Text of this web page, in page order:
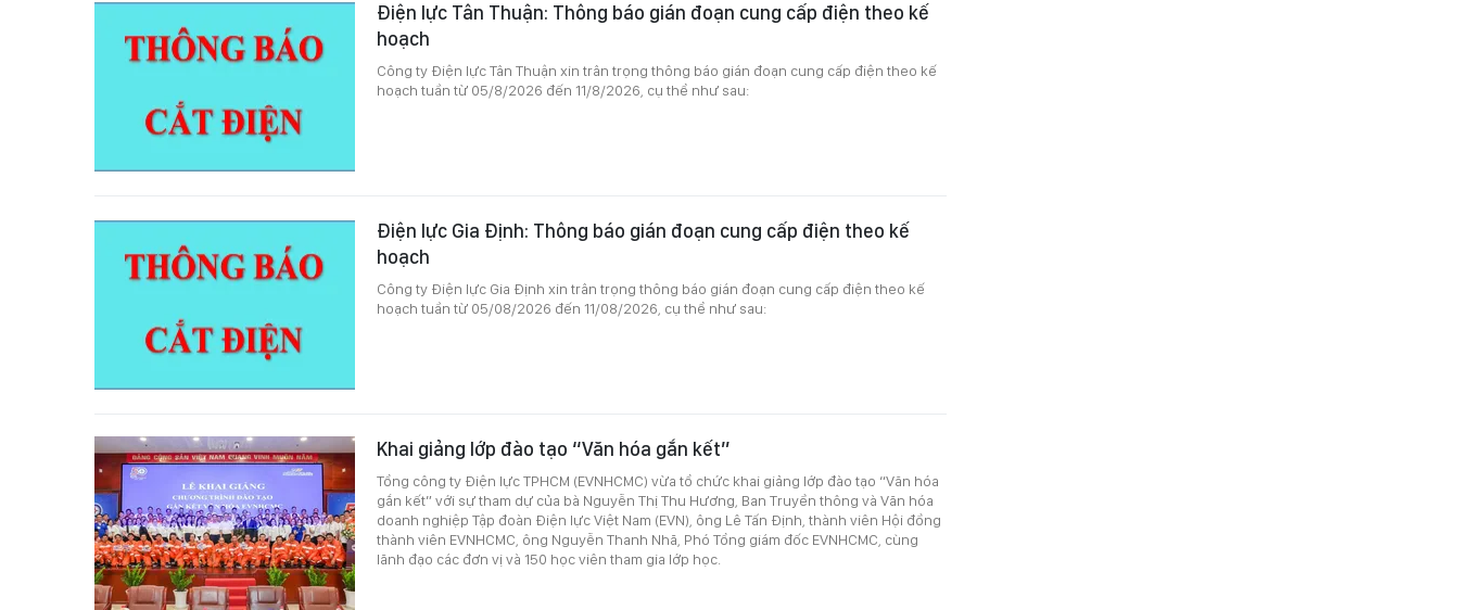
Điện lực Tân Thuận: Thông báo gián đoạn cung cấp điện theo kế
hoạch
Công ty Điện lực Tân Thuận xin trân trọng thông báo gián đoạn cung cấp điện theo kế
hoạch tuần từ 05/8/2026 đến 11/8/2026, cụ thể như sau:
Điện lực Gia Định: Thông báo gián đoạn cung cấp điện theo kế
hoạch
Công ty Điện lực Gia Định xin trân trọng thông báo gián đoạn cung cấp điện theo kế
hoạch tuần từ 05/08/2026 đến 11/08/2026, cụ thể như sau:
Khai giảng lớp đào tạo “Văn hóa gắn kết”
Tổng công ty Điện lực TPHCM (EVNHCMC) vừa tổ chức khai giảng lớp đào tạo “Văn hóa
gắn kết” với sự tham dự của bà Nguyễn Thị Thu Hương, Ban Truyền thông và Văn hóa
doanh nghiệp Tập đoàn Điện lực Việt Nam (EVN), ông Lê Tấn Định, thành viên Hội đồng
thành viên EVNHCMC, ông Nguyễn Thanh Nhã, Phó Tổng giám đốc EVNHCMC, cùng
lãnh đạo các đơn vị và 150 học viên tham gia lớp học.